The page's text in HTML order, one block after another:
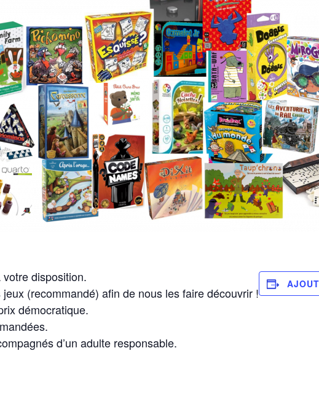
disposition.
(recommandé) afin de nous les faire découvrir !
démocratique.
d’un adulte responsable.